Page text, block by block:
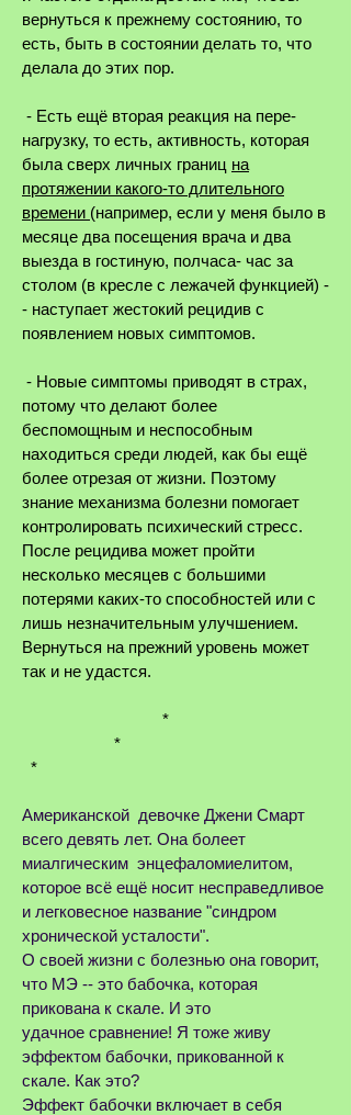
вернуться к прежнему состоянию, то
есть, быть в состоянии делать то, что
делала до этих пор.
- Есть ещё вторая реакция на пере-
нагрузку, то есть, активность, которая
была сверх личных границ на
протяжении какого-то длительного
времени (например, если у меня было в
месяце два посещения врача и два
выезда в гостиную, полчаса- час за
столом (в кресле с лежачей функцией) -
- наступает жестокий рецидив с
появлением новых симптомов.
- Новые симптомы приводят в страх,
потому что делают более
беспомощным и неспособным
находиться среди людей, как бы ещё
более отрезая от жизни. Поэтому
знание механизма болезни помогает
контролировать психический стресс.
После рецидива может пройти
несколько месяцев с большими
потерями каких-то способностей или с
лишь незначительным улучшением.
Вернуться на прежний уровень может
так и не удастся.
*
*
*
Американской девочке Джени Смарт
всего девять лет. Она болеет
миалгическим энцефаломиелитом,
которое всё ещё носит несправедливое
и легковесное название "синдром
хронической усталости".
О своей жизни с болезнью она говорит,
что МЭ -- это бабочка, которая
прикована к скале. И это
удачное сравнение! Я тоже живу
эффектом бабочки, прикованной к
скале. Как это?
Эффект бабочки включает в себя